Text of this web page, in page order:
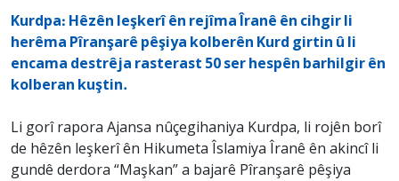
Kurdpa: Hêzên leşkerî ên rejîma Îranê ên cihgir li
herêma Pîranşarê pêşiya kolberên Kurd girtin û li
encama destrêja rasterast 50 ser hespên barhilgir ên
kolberan kuştin.
Li gorî rapora Ajansa nûçegihaniya Kurdpa, li rojên borî
de hêzên leşkerî ên Hikumeta Îslamiya Îranê ên akincî li
gundê derdora “Maşkan” a bajarê Pîranşarê pêşiya